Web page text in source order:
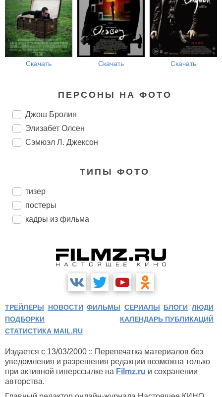
Скачать Скачать Скачать
ПЕРСОНЫ НА ФОТО
Джош Бролин
Элизабет Олсен
Сэмюэл Л. Джексон
ТИПЫ ФОТО
тизер
постеры
кадры из фильма
ТРЕЙЛЕРЫ НОВОСТИ ФИЛЬМЫ СЕРИАЛЫ БЛОГИ ЛЮДИ
ПОДБОРКИ
КАЛЕНДАРЬ ПУБЛИКАЦИЙ
СТАТИСТИКА MAIL.RU
Издается с 13/03/2000 :: Перепечатка материалов без
уведомления и разрешения редакции возможна только
при активной гиперссылке на Filmz.ru и сохранении
авторства.